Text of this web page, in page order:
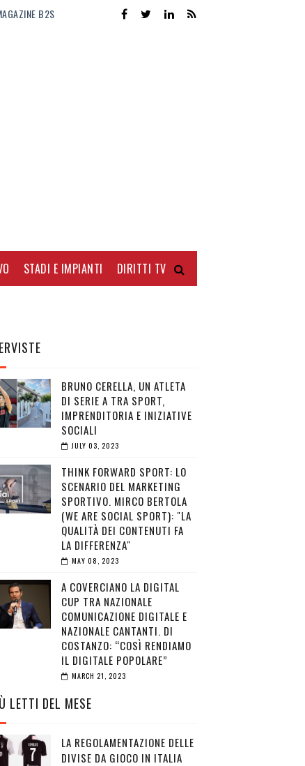
B2S
STADI E IMPIANTI DIRITTI TV
BRUNO CERELLA, UN ATLETA
DI SERIE A TRA SPORT,
IMPRENDITORIA E INIZIATIVE
SOCIALI
JULY 03, 2023
THINK FORWARD SPORT: LO
SCENARIO DEL MARKETING
SPORTIVO. MIRCO BERTOLA
(WE ARE SOCIAL SPORT): "LA
QUALITÀ DEI CONTENUTI FA
LA DIFFERENZA"
MAY 08, 2023
A COVERCIANO LA DIGITAL
CUP TRA NAZIONALE
COMUNICAZIONE DIGITALE E
NAZIONALE CANTANTI. DI
COSTANZO: “COSÌ RENDIAMO
IL DIGITALE POPOLARE”
MARCH 21, 2023
LETTI DEL MESE
LA REGOLAMENTAZIONE DELLE
DIVISE DA GIOCO IN ITALIA